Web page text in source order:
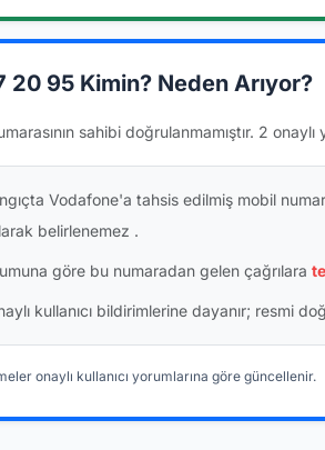
20 95 Kimin? Neden Arıyor?
sahibi doğrulanmamıştır. 2 onaylı
Vodafone'a tahsis edilmiş mobil
belirlenemez .
göre bu numaradan gelen çağrılara
kullanıcı bildirimlerine dayanır; resmi
onaylı kullanıcı yorumlarına göre güncellenir.